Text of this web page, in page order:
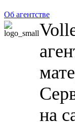
Об агентстве
на